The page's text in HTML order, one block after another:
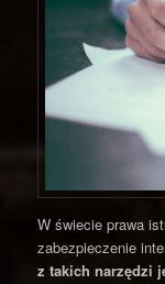
W świecie prawa
zabezpieczenie
z takich narzędzi